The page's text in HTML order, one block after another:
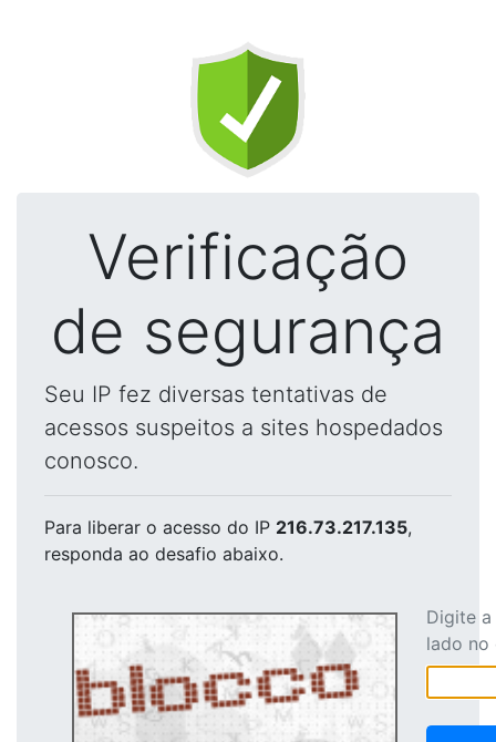
Verificação
de segurança
Seu IP fez diversas tentativas de
acessos suspeitos a sites hospedados
conosco.
Para liberar o acesso do IP 216.73.217.135,
responda ao desafio abaixo.
Digite
lado no